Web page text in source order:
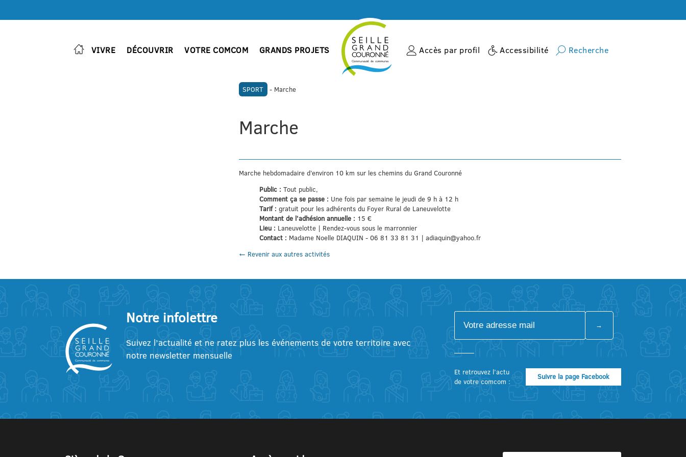
VIVRE DÉCOUVRIR VOTRE COMCOM GRANDS PROJETS Accès par profil Accessibilité Recherche
SPORT - Marche
Marche
Marche hebdomadaire d’environ 10 km sur les chemins du Grand Couronné
Public : Tout public,
Comment ça se passe : Une fois par semaine le jeudi de 9 h à 12 h
Tarif : gratuit pour les adhérents du Foyer Rural de Laneuvelotte
Montant de l'adhésion annuelle : 15 €
Lieu : Laneuvelotte | Rendez-vous sous le marronnier
Contact : Madame Noelle DIAQUIN - 06 81 33 81 31 | adiaquin@yahoo.fr
← Revenir aux autres activités
Notre infolettre
Suivez l’actualité et ne ratez plus les événements de votre territoire avec
notre newsletter mensuelle
Et retrouvez l’actu
de votre comcom :
Suivre la page Facebook